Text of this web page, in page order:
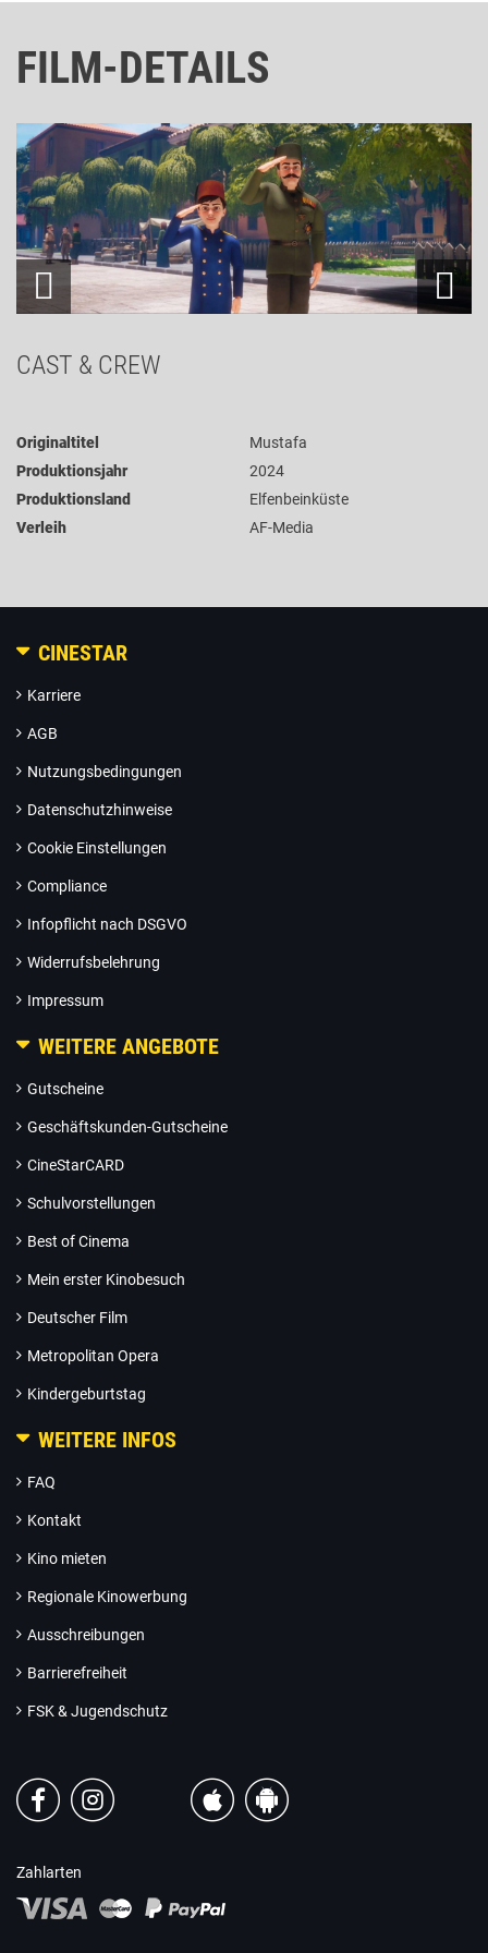
FILM-DETAILS
CAST & CREW
Originaltitel
Mustafa
Produktionsjahr
2024
Produktionsland
Elfenbeinküste
Verleih
AF-Media
CINESTAR
Karriere
AGB
Nutzungsbedingungen
Datenschutzhinweise
Cookie Einstellungen
Compliance
Infopflicht nach DSGVO
Widerrufsbelehrung
Impressum
WEITERE ANGEBOTE
Gutscheine
Geschäftskunden-Gutscheine
CineStarCARD
Schulvorstellungen
Best of Cinema
Mein erster Kinobesuch
Deutscher Film
Metropolitan Opera
Kindergeburtstag
WEITERE INFOS
FAQ
Kontakt
Kino mieten
Regionale Kinowerbung
Ausschreibungen
Barrierefreiheit
FSK & Jugendschutz
Zahlarten